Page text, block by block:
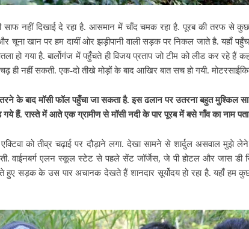
साफ नहीं दिखाई दे रहा है. आसमान में चाँद चमक रहा है. पूरब की तरफ से
चूना खान पर हम दायीं ओर झड़ीपानी वाली सड़क पर निकल जाते है. यहाँ
हो गया है. बार्लोगंज में पहुँचते ही विजय प्रताप जो टीम को लीड कर रहे हैं
चढ़ ही नहीं सकती. एक-दो तीखे मोड़ों के बाद आखिर बात सच हो गयी.
के बाद मॉसी फॉल पहुँचा जा सकता है. इस ढलान पर उतरना बहुत मुश्किल
रास्ते में आते एक ग्रामीण से मॉसी नदी के पार पूरब में बसे गाँव का नाम पता
को तीव्र चढ़ाई पर दौड़ाने लगा. देखा सामने से शार्दुल असवाल मुझे
वाईनबर्ग एलन स्कूल स्टेट से पहले सेंट जॉर्जेस, जे पी होटल और जास डी
सड़क के उस पार अचानक देखते हैं शानदार सूर्योदय हो रहा है. यहाँ हम